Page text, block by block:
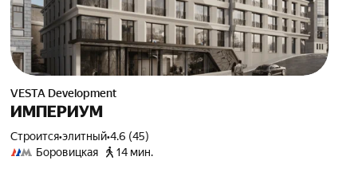
VESTA Development
ИМПЕРИУМ
Строится•элитный•4.6 (45)
Боровицкая
14 мин.